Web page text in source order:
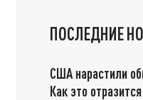
ПОСЛЕДНИЕ
США нарастили
Как это